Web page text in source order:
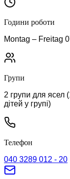
Години роботи
Montag – Freitag
Групи
2 групи для ясел
дітей у групі)
Телефон
040 3289 012 - 20